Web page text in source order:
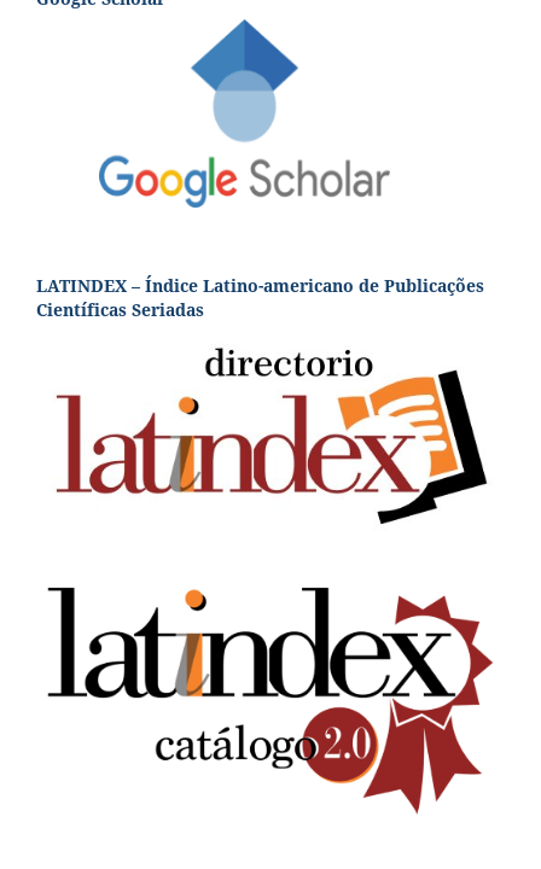
LATINDEX – Índice Latino-americano de Publicações
Científicas Seriadas